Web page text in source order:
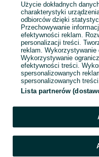
Użycie dokładnych
charakterystyki
odbiorców dzięki
Przechowywanie
efektywności reklam.
personalizacji treści.
reklam. Wykorzystywanie
Wykorzystywanie
efektywności treści.
spersonalizowanych
spersonalizowanych
Lista partnerów